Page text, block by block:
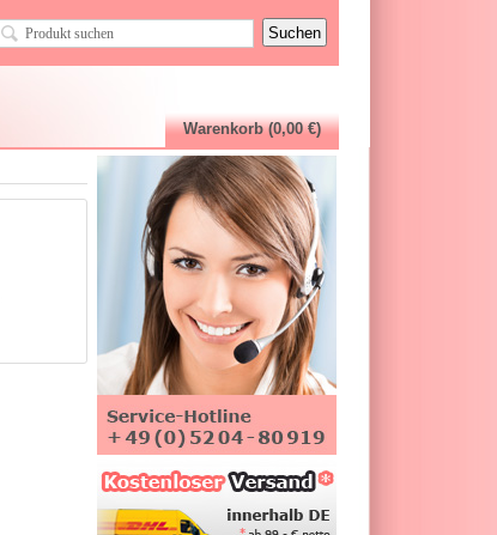
Warenkorb (0,00 €)